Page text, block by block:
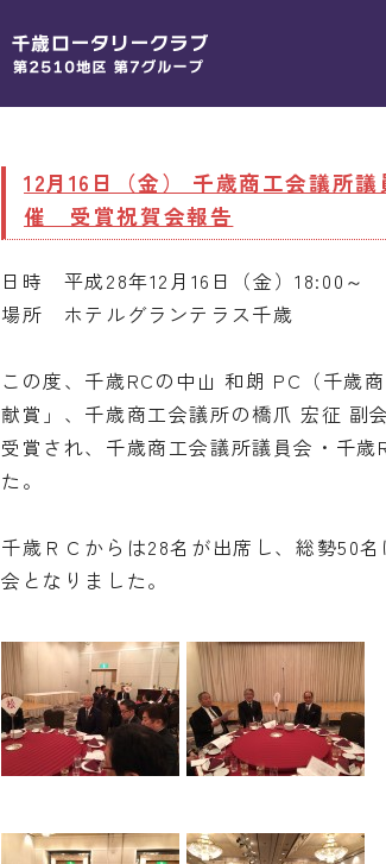
12月16日（金） 千歳商工会議所
催 受賞祝賀会報告
日時 平成28年12月16日（金）18:00～
場所 ホテルグランテラス千歳
この度、千歳RCの中山 和朗 PC（千歳
献賞」、千歳商工会議所の橋爪 宏征 副
受賞され、千歳商工会議所議員会・千
た。
千歳ＲＣからは28名が出席し、総勢50
会となりました。